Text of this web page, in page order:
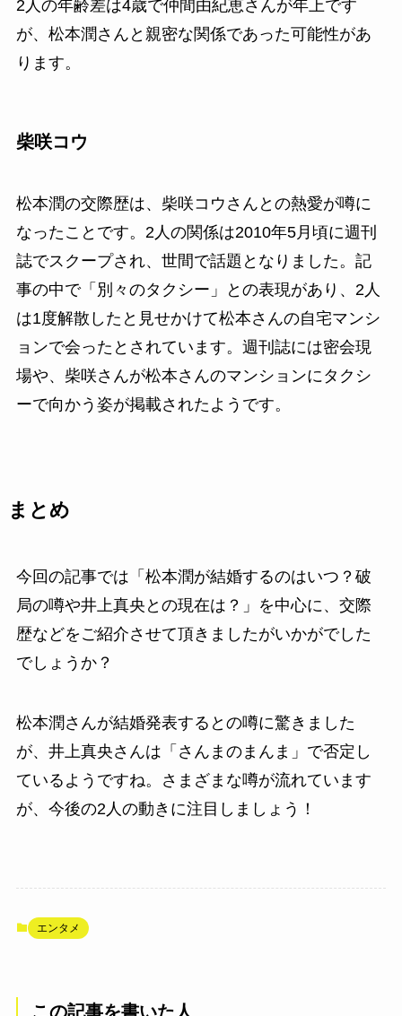
2人の年齢差は4歳で仲間由紀恵さんが年上です
が、松本潤さんと親密な関係であった可能性があ
ります。
柴咲コウ
松本潤の交際歴は、柴咲コウさんとの熱愛が噂に
なったことです。2人の関係は2010年5月頃に週刊
誌でスクープされ、世間で話題となりました。記
事の中で「別々のタクシー」との表現があり、2人
は1度解散したと見せかけて松本さんの自宅マンシ
ョンで会ったとされています。週刊誌には密会現
場や、柴咲さんが松本さんのマンションにタクシ
ーで向かう姿が掲載されたようです。
まとめ
今回の記事では「松本潤が結婚するのはいつ？破
局の噂や井上真央との現在は？」を中心に、交際
歴などをご紹介させて頂きましたがいかがでした
でしょうか？
松本潤さんが結婚発表するとの噂に驚きました
が、井上真央さんは「さんまのまんま」で否定し
ているようですね。さまざまな噂が流れています
が、今後の2人の動きに注目しましょう！
エンタメ
この記事を書いた人